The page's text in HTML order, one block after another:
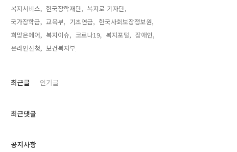
복지서비스, 한국장학재단, 복지로 기자단,
국가장학금, 교육부, 기초연금, 한국사회보장정보원,
희망온에어, 복지이슈, 코로나19, 복지포털, 장애인,
온라인신청, 보건복지부,
최
과
글
최근글 인기글
최근댓글
공지사항